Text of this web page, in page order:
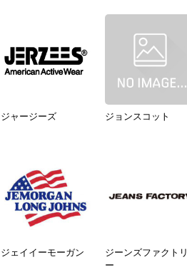
ジャージーズ ジョンスコット
ジェイイーモーガン
ジーンズファクトリ
ー